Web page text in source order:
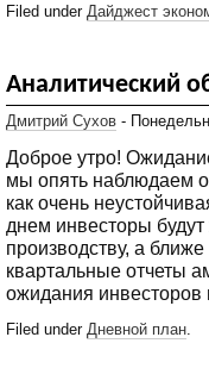
Filed under Дайджест
Аналитический
Дмитрий Сухов -
Доброе утро!
мы опять наблюдаем
как очень
днем инвесторы
производству, а
квартальные отчеты
ожидания
Filed under Дневной план